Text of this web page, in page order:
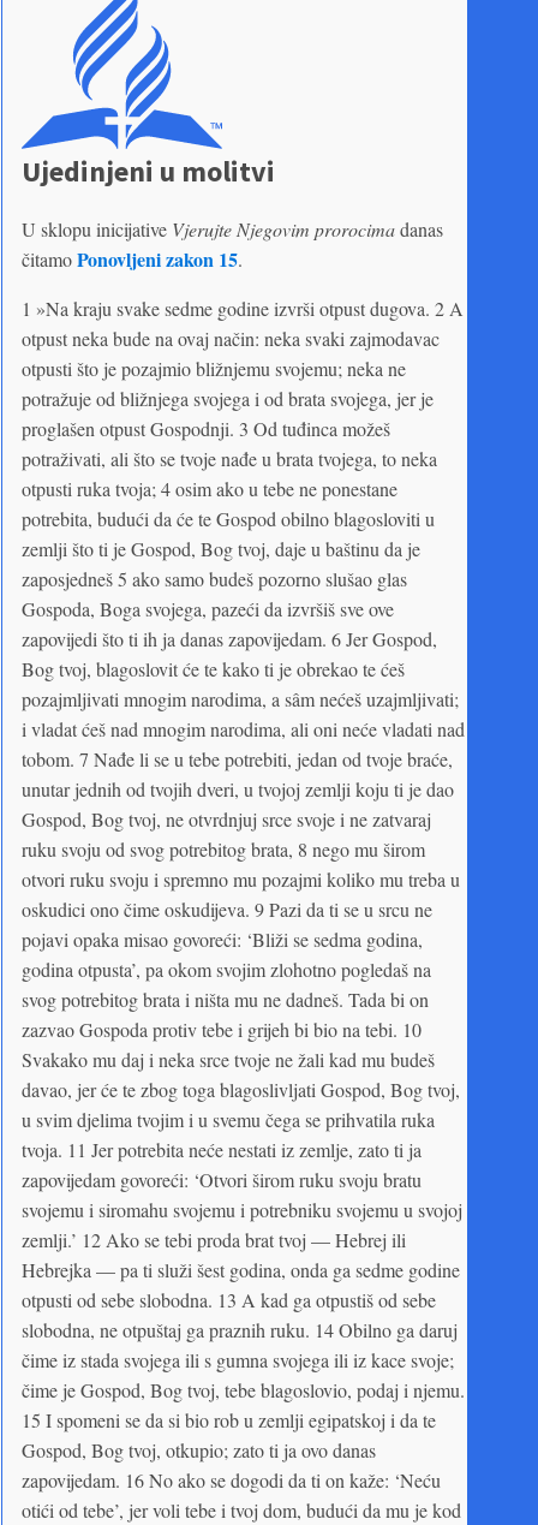
Ujedinjeni u molitvi
U sklopu inicijative Vjerujte Njegovim prorocimadanas
čitamoPonovljeni zakon 15.
1 »Na kraju svake sedme godine izvrši otpust dugova. 2 A
otpust neka bude na ovaj način: neka svaki zajmodavac
otpusti što je pozajmio bližnjemu svojemu; neka ne
potražuje od bližnjega svojega i od brata svojega, jer je
proglašen otpust Gospodnji. 3 Od tuđinca možeš
potraživati, ali što se tvoje nađe u brata tvojega, to neka
otpusti ruka tvoja; 4 osim ako u tebe ne ponestane
potrebita, budući da će te Gospod obilno blagosloviti u
zemlji što ti je Gospod, Bog tvoj, daje u baštinu da je
zaposjedneš 5 ako samo budeš pozorno slušao glas
Gospoda, Boga svojega, pazeći da izvršiš sve ove
zapovijedi što ti ih ja danas zapovijedam. 6 Jer Gospod,
Bog tvoj, blagoslovit će te kako ti je obrekao te ćeš
pozajmljivati mnogim narodima, a sâm nećeš uzajmljivati;
i vladat ćeš nad mnogim narodima, ali oni neće vladati nad
tobom. 7 Nađe li se u tebe potrebiti, jedan od tvoje braće,
unutar jednih od tvojih dveri, u tvojoj zemlji koju ti je dao
Gospod, Bog tvoj, ne otvrdnjuj srce svoje i ne zatvaraj
ruku svoju od svog potrebitog brata, 8 nego mu širom
otvori ruku svoju i spremno mu pozajmi koliko mu treba u
oskudici ono čime oskudijeva. 9 Pazi da ti se u srcu ne
pojavi opaka misao govoreći: ‘Bliži se sedma godina,
godina otpusta’, pa okom svojim zlohotno pogledaš na
svog potrebitog brata i ništa mu ne dadneš. Tada bi on
zazvao Gospoda protiv tebe i grijeh bi bio na tebi. 10
Svakako mu daj i neka srce tvoje ne žali kad mu budeš
davao, jer će te zbog toga blagoslivljati Gospod, Bog tvoj,
u svim djelima tvojim i u svemu čega se prihvatila ruka
tvoja. 11 Jer potrebita neće nestati iz zemlje, zato ti ja
zapovijedam govoreći: ‘Otvori širom ruku svoju bratu
svojemu i siromahu svojemu i potrebniku svojemu u svojoj
zemlji.’ 12 Ako se tebi proda brat tvoj — Hebrej ili
Hebrejka — pa ti služi šest godina, onda ga sedme godine
otpusti od sebe slobodna. 13 A kad ga otpustiš od sebe
slobodna, ne otpuštaj ga praznih ruku. 14 Obilno ga daruj
čime iz stada svojega ili s gumna svojega ili iz kace svoje;
čime je Gospod, Bog tvoj, tebe blagoslovio, podaj i njemu.
15 I spomeni se da si bio rob u zemlji egipatskoj i da te
Gospod, Bog tvoj, otkupio; zato ti ja ovo danas
zapovijedam. 16 No ako se dogodi da ti on kaže: ‘Neću
otići od tebe’, jer voli tebe i tvoj dom, budući da mu je kod